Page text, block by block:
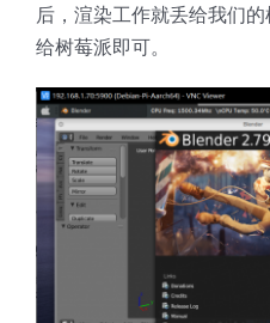
后，渲染工作就丢给我们
给树莓派即可。